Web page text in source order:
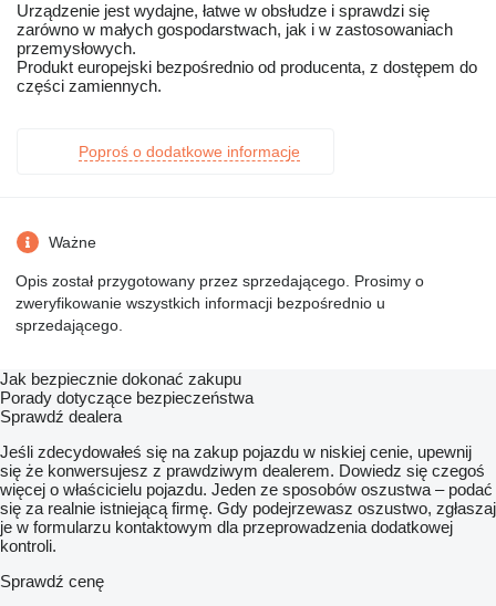
Urządzenie jest wydajne, łatwe w obsłudze i sprawdzi się
zarówno w małych gospodarstwach, jak i w zastosowaniach
przemysłowych.
Produkt europejski bezpośrednio od producenta, z dostępem do
części zamiennych.
Poproś o dodatkowe informacje
Ważne
Opis został przygotowany przez sprzedającego. Prosimy o
zweryfikowanie wszystkich informacji bezpośrednio u
sprzedającego.
Jak bezpiecznie dokonać zakupu
Porady dotyczące bezpieczeństwa
Sprawdź dealera
Jeśli zdecydowałeś się na zakup pojazdu w niskiej cenie, upewnij
się że konwersujesz z prawdziwym dealerem. Dowiedz się czegoś
więcej o właścicielu pojazdu. Jeden ze sposobów oszustwa – podać
się za realnie istniejącą firmę. Gdy podejrzewasz oszustwo, zgłaszaj
je w formularzu kontaktowym dla przeprowadzenia dodatkowej
kontroli.
Sprawdź cenę